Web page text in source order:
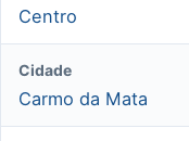
Centro
Cidade
Carmo da Mata